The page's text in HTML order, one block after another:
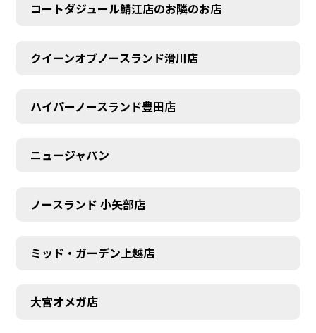
コートダジュール鯖江店のお隣のお店
クイーンオブノースランド滑川店
ハイパーノースランド豊田店
ニュージャパン
ノースランド 小矢部店
ミッド・ガーデン上越店
大宮オメガ店